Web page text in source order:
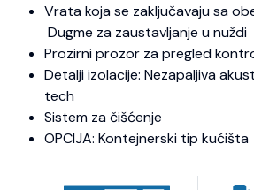
Vrata koja se zaključavaju sa
Dugme za zaustavljanje u nuždi
Prozirni prozor za pregled
Detalji izolacije: Nezapaljiva
tech
Sistem za čišćenje
OPCIJA: Kontejnerski tip kućišta